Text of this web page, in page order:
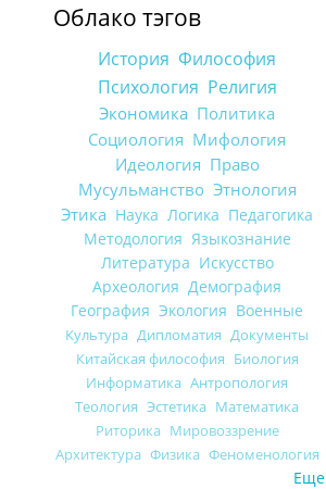
Облако тэгов
История Философия
Психология Религия
Экономика Политика
Социология Мифология
Идеология Право
Мусульманство Этнология
Этика Наука Логика Педагогика
Методология Языкознание
Литература Искусство
Археология Демография
География Экология Военные
Культура Дипломатия Документы
Китайская философия Биология
Информатика Антропология
Теология Эстетика Математика
Риторика Мировоззрение
Архитектура Физика Феноменология
Еще